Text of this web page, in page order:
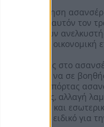
Η συντήρηση
καθώς με αυτόν τον
φθορές των
πρόσθετη οικονομική
Κλείστηκες στο
ειδικό για να σε
επισκευή πόρτας
απόκρισης, αλλαγή
κουμπιών και
αναζητάς ειδικό για